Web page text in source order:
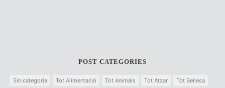
POST CATEGORIES
Sin categoría Tot Alimentació Tot Animals Tot Atzar
Tot Bellesa